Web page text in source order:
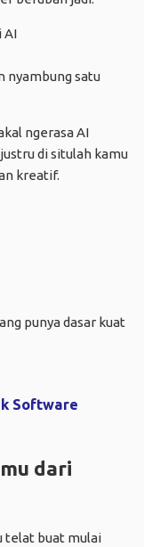
AI
nyambung satu
ngerasa AI
di situlah kamu
kreatif.
punya dasar kuat
Software
dari
telat buat mulai